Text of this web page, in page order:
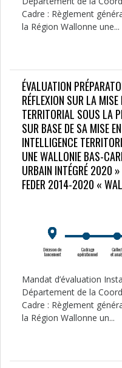
Cadre : Règlement
la Région Wallonne une...
ÉVALUATION
RÉFLEXION SUR LA
TERRITORIAL SOUS LA
SUR BASE DE SA MISE
INTELLIGENCE
UNE WALLONIE BAS-
URBAIN INTÉGRÉ 2020
FEDER 2014-2020 «
Mandat d’évaluation
Département de la
Cadre : Règlement
la Région Wallonne un...